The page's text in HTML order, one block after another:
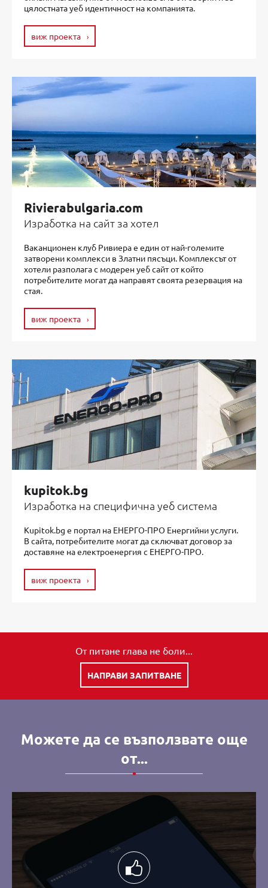
цялостната уеб идентичност на компанията.
виж проекта
Rivierabulgaria.com
Изработка на сайт за хотел
Ваканционен клуб Ривиера е един от най-големите
затворени комплекси в Златни пясъци. Комплексът от
хотели разполага с модерен уеб сайт от който
потребителите могат да направят своята резервация на
стая.
виж проекта
kupitok.bg
Изработка на специфична уеб система
Kupitok.bg е портал на ЕНЕРГО-ПРО Енергийни услуги.
В сайта, потребителите могат да сключват договор за
доставяне на електроенергия с ЕНЕРГО-ПРО.
виж проекта
От питане глава не боли...
НАПРАВИ ЗАПИТВАНЕ
Можете да се възползвате още
от...